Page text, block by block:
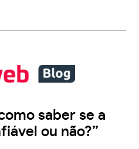
saber se a
ou não?”